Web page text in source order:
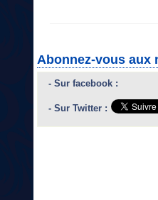
Abonnez-vous aux
- Sur facebook :
- Sur Twitter :